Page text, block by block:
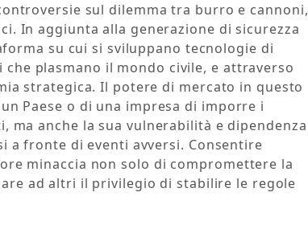
sul dilemma tra burro e cannoni,
In aggiunta alla generazione di sicurezza
su cui si sviluppano tecnologie di
plasmano il mondo civile, e attraverso
strategica. Il potere di mercato in questo
Paese o di una impresa di imporre i
anche la sua vulnerabilità e dipendenza
a fronte di eventi avversi. Consentire
minaccia non solo di compromettere la
ad altri il privilegio di stabilire le regole